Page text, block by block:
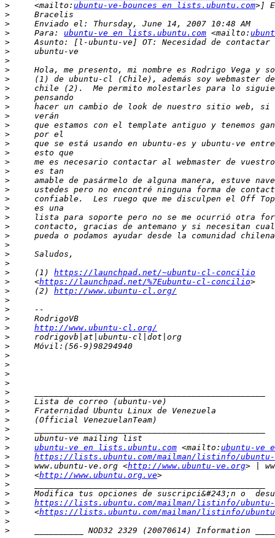
>
     <mailto:
ubuntu-ve-bounces en lists.ubuntu.com
>
>
>
     Para:
ubuntu-ve en lists.ubuntu.com <mailto:
>
>
>
>
>
>
>
>
>
>
>
>
>
>
>
>
>
>
>
>
>
>
>
>
>
>
     (1)
https://launchpad.net/~ubuntu-cl-concilio
>
     <
https://launchpad.net/%7Eubuntu-cl-concilio
>
     (2)
http://www.ubuntu-cl.org/
>
>
>
>
http://www.ubuntu-cl.org/
>
>
>
>
>
>
>
>
>
>
>
>
>
ubuntu-ve en lists.ubuntu.com <mailto: ubuntu-ve
>
https://lists.ubuntu.com/mailman/listinfo/ubuntu-
>
     www.ubuntu-ve.org <
http://www.ubuntu-ve.org
>
     <
http://www.ubuntu.org.ve
>
>
>
https://lists.ubuntu.com/mailman/listinfo/ubuntu-
>
     <
https://lists.ubuntu.com/mailman/listinfo/
>
>